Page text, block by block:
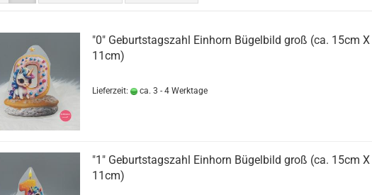
"0" Geburtstagszahl Einhorn Bügelbild groß (ca. 15cm X
11cm)
Lieferzeit: ca. 3 - 4 Werktage
"1" Geburtstagszahl Einhorn Bügelbild groß (ca. 15cm X
11cm)